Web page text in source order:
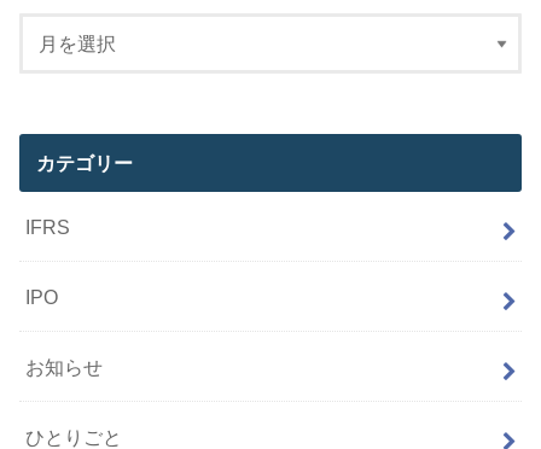
カテゴリー
IFRS
IPO
お知らせ
ひとりごと